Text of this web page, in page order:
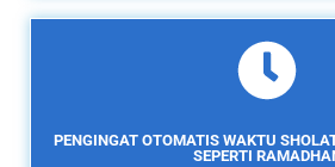
PENGINGAT OTOMATIS WAKTU
SEPERTI